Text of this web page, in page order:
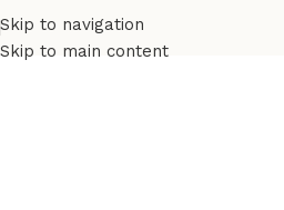
Skip to navigation
Skip to main content